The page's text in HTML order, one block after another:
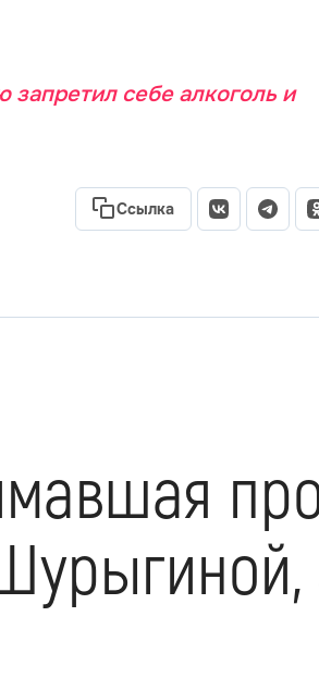
запретил себе алкоголь и
Ссылка